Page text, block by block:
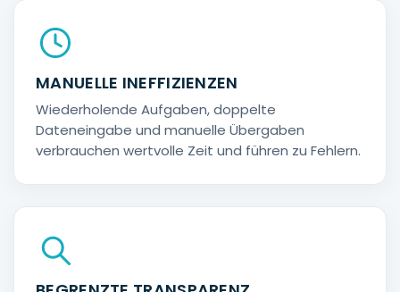
MANUELLE INEFFIZIENZEN
Wiederholende Aufgaben, doppelte
Dateneingabe und manuelle Übergaben
verbrauchen wertvolle Zeit und führen zu Fehlern.